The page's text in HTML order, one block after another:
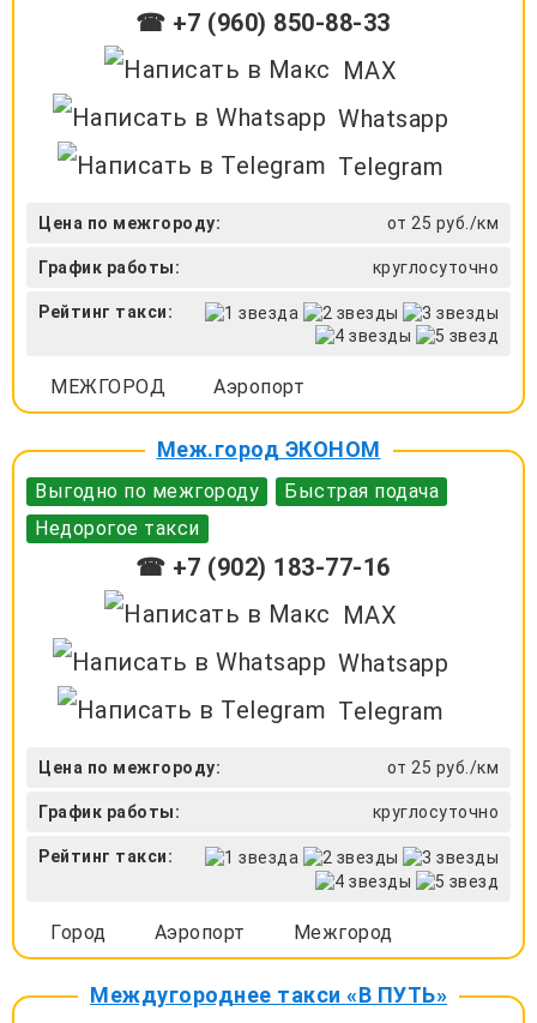
☎ +7 (960) 850-88-33
MAX
Whatsapp
Telegram
Цена по межгороду: от 25 руб./км
График работы: круглосуточно
Рейтинг такси:
МЕЖГОРОД Аэропорт
Меж.город ЭКОНОМ
Выгодно по межгороду
Быстрая подача
Недорогое такси
☎ +7 (902) 183-77-16
MAX
Whatsapp
Telegram
Цена по межгороду: от 25 руб./км
График работы: круглосуточно
Рейтинг такси:
Город Аэропорт Межгород
Междугороднее такси «В ПУТЬ»